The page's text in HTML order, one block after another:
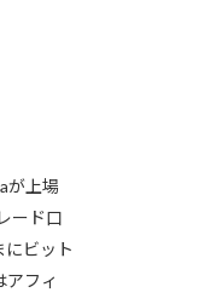
が上場
ード口
ビット
アフィ